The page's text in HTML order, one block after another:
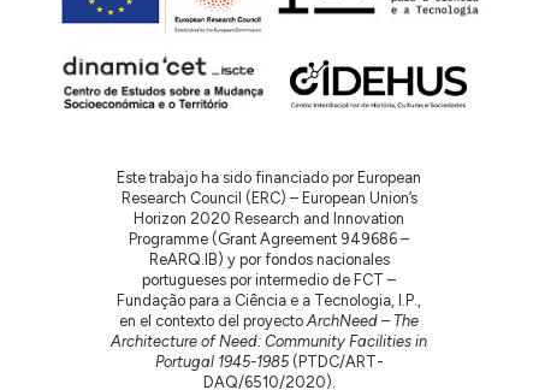
Este trabajo ha sido financiado por European
Research Council (ERC) – European Union’s
Horizon 2020 Research and Innovation
Programme (Grant Agreement 949686 –
ReARQ.IB) y por fondos nacionales
portugueses por intermedio de FCT –
Fundação para a Ciência e a Tecnologia, I.P.,
en el contexto del proyectoArchNeed – The
Architecture of Need: Community Facilities in
Portugal 1945-1985(PTDC/ART-
DAQ/6510/2020).